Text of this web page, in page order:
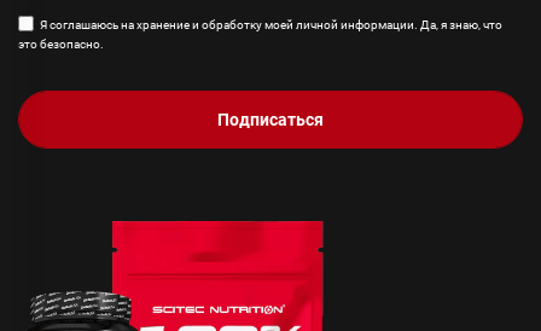
Я соглашаюсь на хранение и обработку моей личной информации. Да, я знаю, что
это безопасно.
Подписаться